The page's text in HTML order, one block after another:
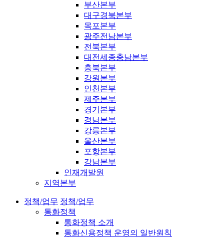
부산본부
대구경북본부
목포본부
광주전남본부
전북본부
대전세종충남본부
충북본부
강원본부
인천본부
제주본부
경기본부
경남본부
강릉본부
울산본부
포항본부
강남본부
인재개발원
지역본부
정책/업무 정책/업무
통화정책
통화정책 소개
통화신용정책 운영의 일반원칙